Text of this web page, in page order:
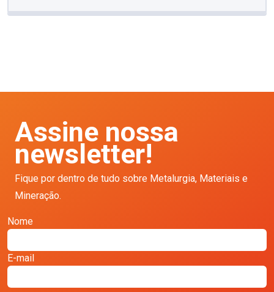
Assine nossa
newsletter!
Fique por dentro de tudo sobre Metalurgia, Materiais e
Mineração.
Nome
E-mail